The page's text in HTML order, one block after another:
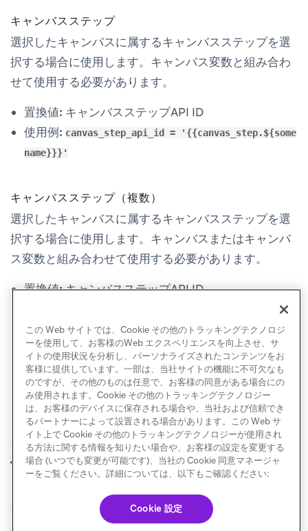
キャンバスステップ
選択したキャンバスに属するキャンバスステップを選
択する場合に使用します。キャンバス変数と組み合わ
せて使用する必要があります。
置換値: キャンバスステップAPI ID
使用例: canvas_step_api_id = '{{canvas_step.${some
name}}}'
キャンバスステップ（複数）
選択したキャンバスに属するキャンバスステップを選
択する場合に使用します。キャンバスまたはキャンバ
ス変数と組み合わせて使用する必要があります。
置換値:キャンバスステップAPI ID
({{canvas_steps.${some name}}})
前へ レポートビルダー
（レガシー）
次へ クエリの作成
© Braze. All Rights Reserved Privacy Policy
この Web サイトでは、Cookie その他のトラッキングテクノロジ
ーを使用して、お客様のWeb エクスペリエンスを向上させ、サ
イトの使用状況を分析し、パーソナライズされたコンテンツをお
客様に提供しています。一部は、当社サイトの機能に不可欠なも
のですが、その他のものは任意で、お客様の同意がある場合にの
み使用されます。Cookie その他のトラッキングテクノロジー
は、お客様のデバイスに保存される場合や、当社および信頼でき
るパートナーによって設置される場合があります。この Web サ
イト上で Cookie その他のトラッキングテクノロジーが使用され
る方法に関する情報を知りたい場合や、お客様の設定を変更する
場合 (いつでも変更が可能です)、当社の Cookie 同意マネージャ
ーをご覧ください。詳細については、以下もご確認ください:
Cookie 設定